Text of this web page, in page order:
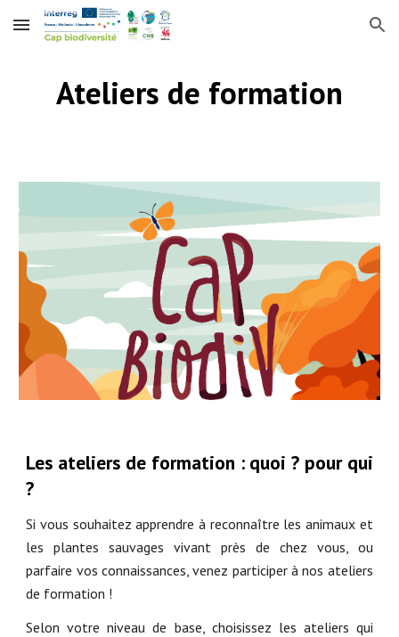
Skip to main content Skip to navigation
Ateliers de formation
Les ateliers de formation : quoi ? pour qui
?
Si vous souhaitez apprendre à reconnaître les animaux et
les plantes sauvages vivant près de chez vous, ou
parfaire vos connaissances, venez participer à nos ateliers
de formation !
Selon votre niveau de base, choisissez les ateliers qui